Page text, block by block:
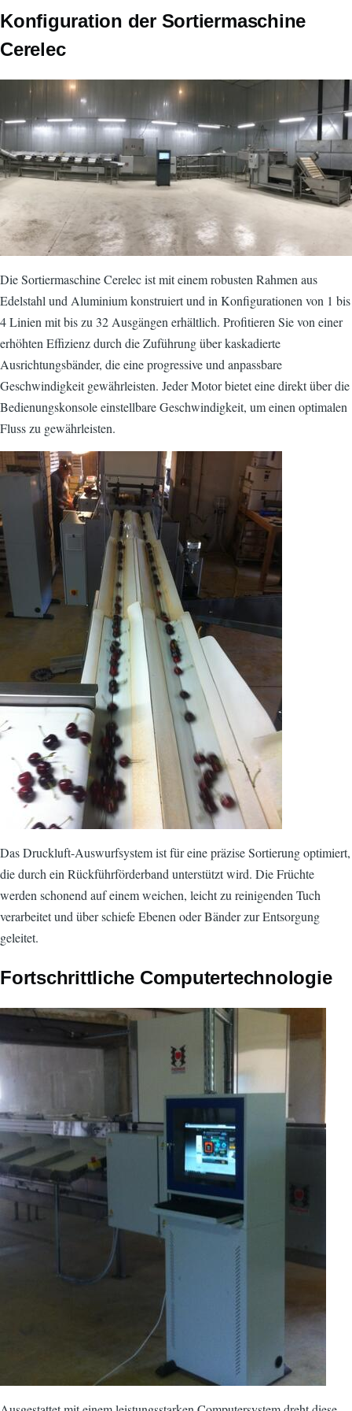
CorpsPrincipal
Konfiguration der Sortiermaschine
Cerelec
Die Sortiermaschine Cerelec ist mit einem robusten Rahmen aus
Edelstahl und Aluminium konstruiert und in Konfigurationen von 1 bis
4 Linien mit bis zu 32 Ausgängen erhältlich. Profitieren Sie von einer
erhöhten Effizienz durch die Zuführung über kaskadierte
Ausrichtungsbänder, die eine progressive und anpassbare
Geschwindigkeit gewährleisten. Jeder Motor bietet eine direkt über die
Bedienungskonsole einstellbare Geschwindigkeit, um einen optimalen
Fluss zu gewährleisten.
Bild
Das Druckluft-Auswurfsystem ist für eine präzise Sortierung optimiert,
die durch ein Rückführförderband unterstützt wird. Die Früchte
werden schonend auf einem weichen, leicht zu reinigenden Tuch
verarbeitet und über schiefe Ebenen oder Bänder zur Entsorgung
geleitet.
Fortschrittliche Computertechnologie
Bild